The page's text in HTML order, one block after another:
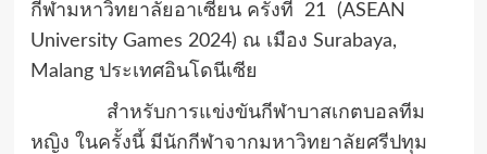
กีฬามหาวิทยาลัยอาเซียน ครั้งที่ 21 (ASEAN
University Games 2024) ณ เมือง Surabaya,
Malang ประเทศอินโดนีเซีย
สำหรับการแข่งขันกีฬาบาสเกตบอลทีม
หญิง ในครั้งนี้ มีนักกีฬาจากมหาวิทยาลัยศรีปทุม